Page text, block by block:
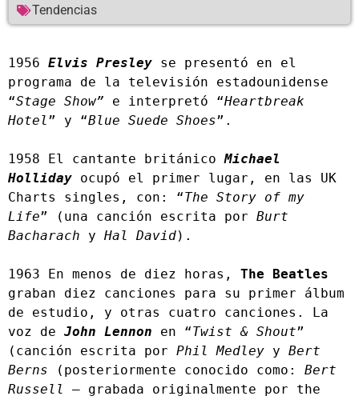
Tendencias
1956 Elvis Presley se presentó en el
programa de la televisión estadounidense
“Stage Show” e interpretó “Heartbreak
Hotel” y “Blue Suede Shoes”.
1958 El cantante británico Michael
Holliday ocupó el primer lugar, en las UK
Charts singles, con: “The Story of my
Life” (una canción escrita por Burt
Bacharach y Hal David).
1963 En menos de diez horas, The Beatles
graban diez canciones para su primer álbum
de estudio, y otras cuatro canciones. La
voz de John Lennon en “Twist & Shout”
(canción escrita por Phil Medley y Bert
Berns (posteriormente conocido como: Bert
Russell
– grabada originalmente por the